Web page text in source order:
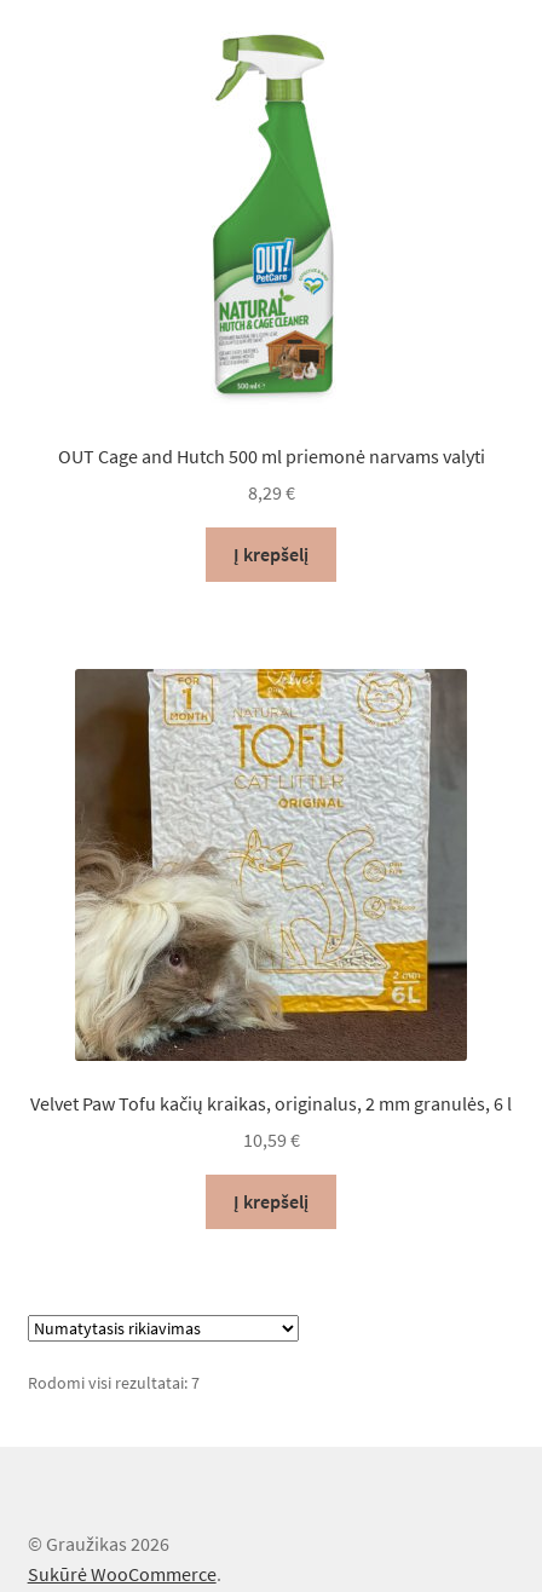
OUT Cage and Hutch 500 ml priemonė narvams valyti
8,29 €
Į krepšelį
Velvet Paw Tofu kačių kraikas, originalus, 2 mm granulės, 6 l
10,59 €
Į krepšelį
Rodomi visi rezultatai: 7
© Graužikas 2026
Sukūrė WooCommerce.